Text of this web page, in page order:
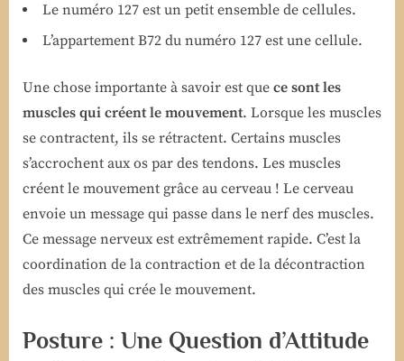
Le numéro 127 est un petit ensemble de cellules.
L’appartement B72 du numéro 127 est une cellule.
Une chose importante à savoir est que ce sont les
muscles qui créent le mouvement. Lorsque les muscles
se contractent, ils se rétractent. Certains muscles
s’accrochent aux os par des tendons. Les muscles
créent le mouvement grâce au cerveau ! Le cerveau
envoie un message qui passe dans le nerf des muscles.
Ce message nerveux est extrêmement rapide. C’est la
coordination de la contraction et de la décontraction
des muscles qui crée le mouvement.
Posture : Une Question d’Attitude